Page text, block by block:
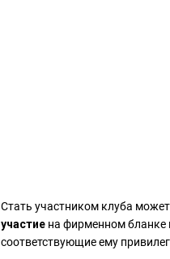
Стать участником клуба
участие на фирменном бланке
соответствующие ему